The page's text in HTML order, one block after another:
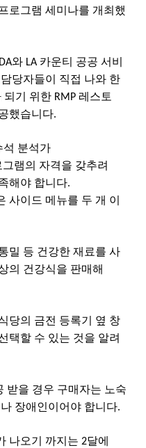
프로그램 세미나를 개최했
와 LA 카운티 공공 서비
담당자들이 직접 나와 한
되기 위한 RMP 레스토
했습니다.
석 분석가
그램의 자격을 갖추려
해야 합니다.
사이드 메뉴를 두 개 이
밀 등 건강한 재료를 사
의 건강식을 판매해
당의 금전 등록기 옆 창
택할 수 있는 것을 알려
받을 경우 구매자는 노숙
장애인이어야 합니다.
나오기 까지는 2달에